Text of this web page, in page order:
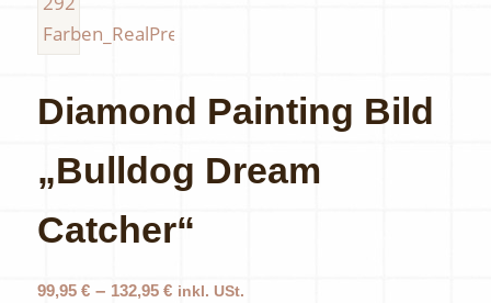
Diamond Painting Bild
„Bulldog Dream
Catcher“
99,95 €– 132,95 € inkl. USt.